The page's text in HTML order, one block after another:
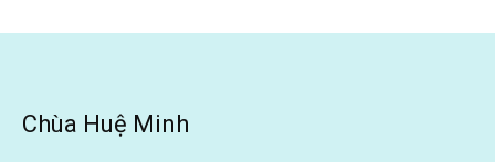
Chùa Huệ Minh